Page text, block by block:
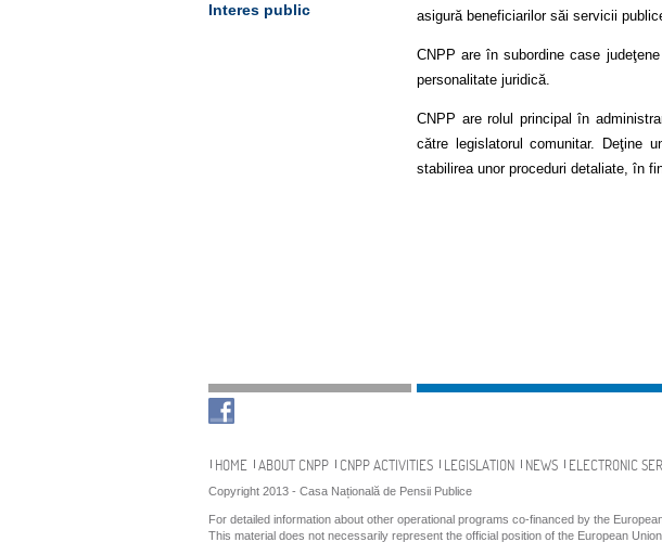
Interes public
asigură beneficiarilor săi servicii
CNPP are în subordine case
personalitate juridică.
CNPP are rolul principal în
către legislatorul comunitar. Deţine
stabilirea unor proceduri detaliate, în
Navigation
HOME ABOUT CNPP CNPP ACTIVITIES LEGISLATION NEWS ELECTRONIC
Copyright 2013 - Casa Națională de Pensii Publice
For detailed information about other operational programs co-financed by the
This material does not necessarily represent the official position of the European